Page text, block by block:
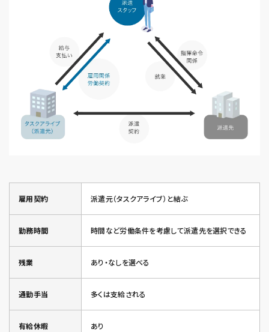
雇用契約 派遣元（タスクアライブ）と結ぶ
勤務時間 時間など労働条件を考慮して派遣先を選択できる
残業 あり・なしを選べる
通勤手当 多くは支給される
有給休暇 あり